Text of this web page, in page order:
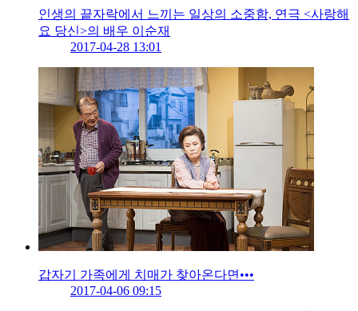
인생의 끝자락에서 느끼는 일상의 소중함, 연극 <사랑해
요 당신>의 배우 이순재
2017-04-28 13:01
갑자기 가족에게 치매가 찾아온다면•••
2017-04-06 09:15